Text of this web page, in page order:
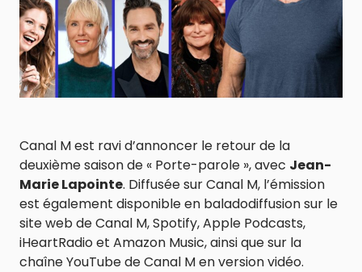
Canal M est ravi d’annoncer le retour de la
deuxième saison de « Porte-parole », avec Jean-
Marie Lapointe. Diffusée sur Canal M, l’émission
est également disponible en baladodiffusion sur le
site web de Canal M, Spotify, Apple Podcasts,
iHeartRadio et Amazon Music, ainsi que sur la
chaîne YouTube de Canal M en version vidéo.